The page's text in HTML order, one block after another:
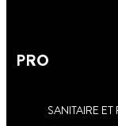
PRO
SANITAIRE ET